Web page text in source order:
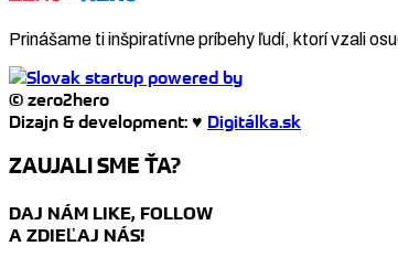
Prinášame ti inšpiratívne príbehy ľudí, ktorí vzali
© zero2hero
Dizajn & development: ♥ Digitálka.sk
ZAUJALI SME ŤA?
DAJ NÁM LIKE, FOLLOW
A ZDIEĽAJ NÁS!